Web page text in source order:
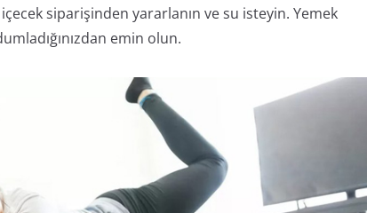
siparişinden yararlanın ve su isteyin. Yemek
emin olun.